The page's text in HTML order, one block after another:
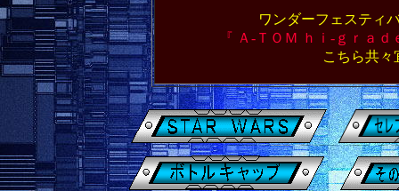
ワンダーフェスティ
『 Ａ-ＴＯＭ ｈｉ-ｇｒａ
こちら共々